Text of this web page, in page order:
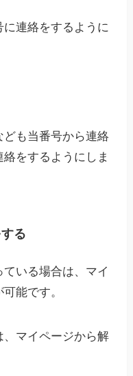
連絡をするように
も当番号から連絡
をするようにしま
る
いる場合は、マイ
能です。
マイページから解